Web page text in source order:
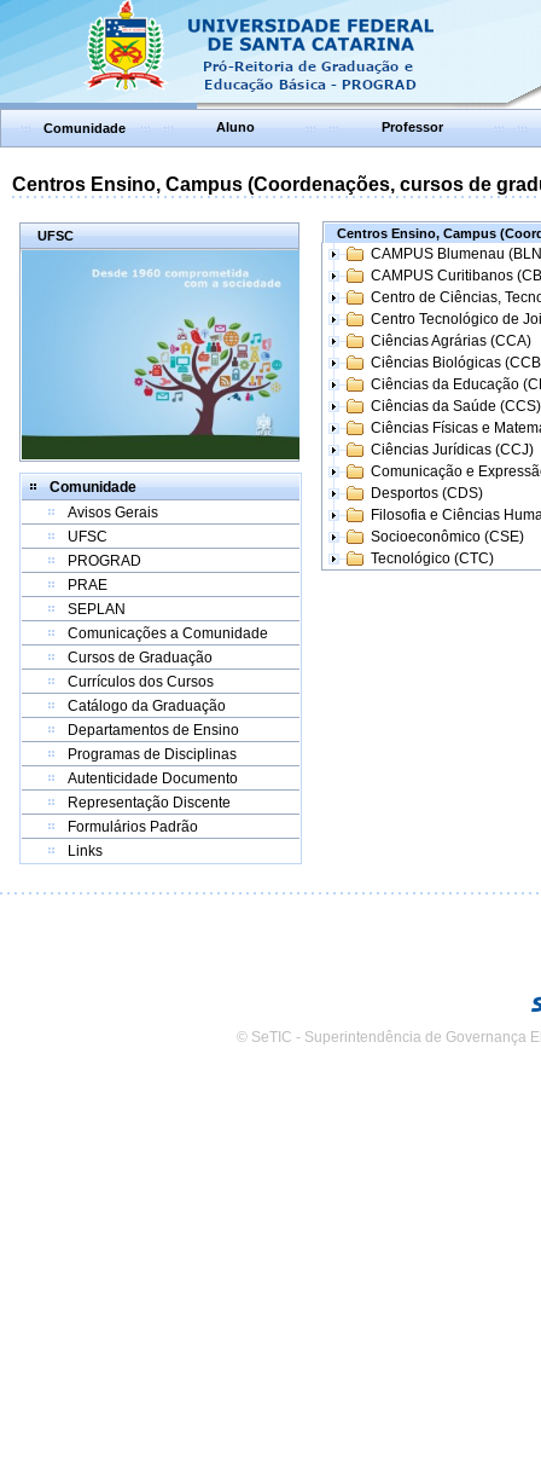
Comunidade Aluno Professor
Centros Ensino, Campus (Coordenações, cursos de
UFSC
Comunidade
Avisos Gerais
UFSC
PROGRAD
PRAE
SEPLAN
Comunicações a Comunidade
Cursos de Graduação
Currículos dos Cursos
Catálogo da Graduação
Departamentos de Ensino
Programas de Disciplinas
Autenticidade Documento
Representação Discente
Formulários Padrão
Links
Centros Ensino, Campus
CAMPUS Blumenau
CAMPUS Curitibanos
Centro de Ciências,
Centro Tecnológico de
Ciências Agrárias (CCA)
Ciências Biológicas
Ciências da Educação
Ciências da Saúde (CCS)
Ciências Físicas e
Ciências Jurídicas (CCJ)
Comunicação e
Desportos (CDS)
Filosofia e Ciências
Socioeconômico (CSE)
Tecnológico (CTC)
© SeTIC - Superintendência de Governança